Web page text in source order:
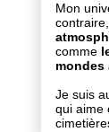
Mon
comme
mondes
Je suis
qui aime